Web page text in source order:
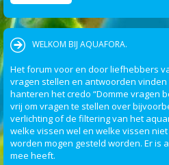
WELKOM BIJ AQUAFORA.
Het forum voor en door liefhebbers
vragen stellen en antwoorden
hanteren het credo “Domme vragen
vrij om vragen te stellen over
verlichting of de filtering van het
welke vissen wel en welke vissen
worden mogen gesteld worden. Er is
mee heeft.